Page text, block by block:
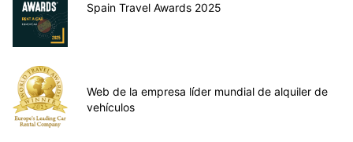
Spain Travel Awards 2025
Web de la empresa líder mundial de alquiler de
vehículos